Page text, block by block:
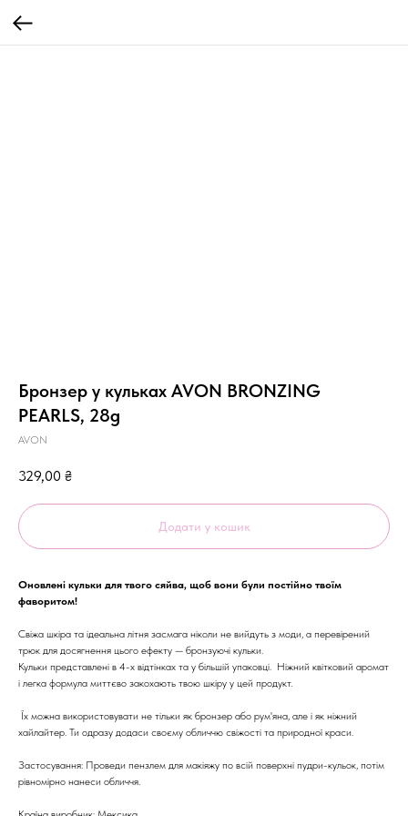
Бронзер у кульках AVON BRONZING
PEARLS, 28g
AVON
329,00 ₴
Додати у кошик
Оновлені кульки для твого сяйва, щоб вони були постійно твоїм
фаворитом!
Свіжа шкіра та ідеальна літня засмага ніколи не вийдуть з моди, а перевірений
трюк для досягнення цього ефекту — бронзуючі кульки.
Кульки представлені в 4-х відтінках та у більшій упаковці. Ніжний квітковий аромат
і легка формула миттєво закохають твою шкіру у цей продукт.
Їх можна використовувати не тільки як бронзер або рум'яна, але і як ніжний
хайлайтер. Ти одразу додаси своєму обличчю свіжості та природної краси.
Застосування: Проведи пензлем для макіяжу по всій поверхні пудри-кульок, потім
рівномірно нанеси обличчя.